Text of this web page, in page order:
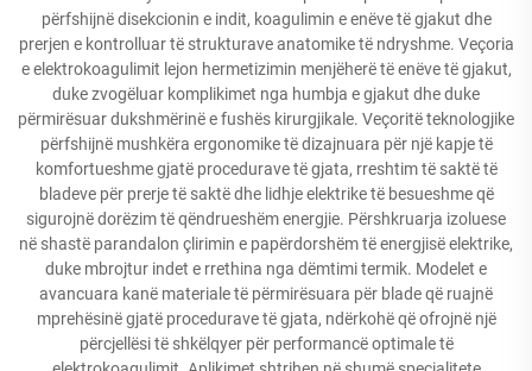
përfshijnë disekcionin e indit, koagulimin e enëve të gjakut dhe
prerjen e kontrolluar të strukturave anatomike të ndryshme. Veçoria
e elektrokoagulimit lejon hermetizimin menjëherë të enëve të gjakut,
duke zvogëluar komplikimet nga humbja e gjakut dhe duke
përmirësuar dukshmërinë e fushës kirurgjikale. Veçoritë teknologjike
përfshijnë mushkëra ergonomike të dizajnuara për një kapje të
komfortueshme gjatë procedurave të gjata, rreshtim të saktë të
bladeve për prerje të saktë dhe lidhje elektrike të besueshme që
sigurojnë dorëzim të qëndrueshëm energjie. Përshkruarja izoluese
në shastë parandalon çlirimin e papërdorshëm të energjisë elektrike,
duke mbrojtur indet e rrethina nga dëmtimi termik. Modelet e
avancuara kanë materiale të përmirësuara për blade që ruajnë
mprehësinë gjatë procedurave të gjata, ndërkohë që ofrojnë një
përcjellësi të shkëlqyer për performancë optimale të